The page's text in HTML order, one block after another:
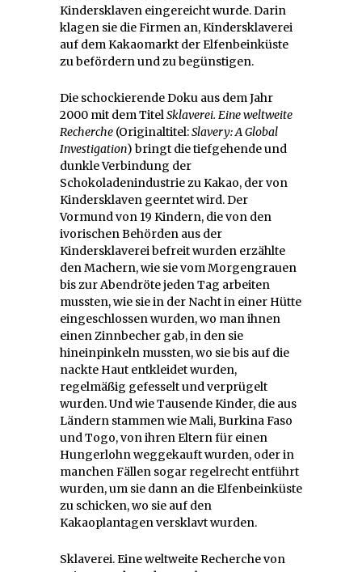
Kindersklaven eingereicht wurde. Darin
klagen sie die Firmen an, Kindersklaverei
auf dem Kakaomarkt der Elfenbeinküste
zu befördern und zu begünstigen.
Die schockierende Doku aus dem Jahr
2000 mit dem TitelSklaverei. Eine weltweite
Recherche (Originaltitel:Slavery: A Global
Investigation) bringt die tiefgehende und
dunkle Verbindung der
Schokoladenindustrie zu Kakao, der von
Kindersklaven geerntet wird. Der
Vormund von 19 Kindern, die von den
ivorischen Behörden aus der
Kindersklaverei befreit wurden erzählte
den Machern, wie sie vom Morgengrauen
bis zur Abendröte jeden Tag arbeiten
mussten, wie sie in der Nacht in einer Hütte
eingeschlossen wurden, wo man ihnen
einen Zinnbecher gab, in den sie
hineinpinkeln mussten, wo sie bis auf die
nackte Haut entkleidet wurden,
regelmäßig gefesselt und verprügelt
wurden. Und wie Tausende Kinder, die aus
Ländern stammen wie Mali, Burkina Faso
und Togo, von ihren Eltern für einen
Hungerlohn weggekauft wurden, oder in
manchen Fällen sogar regelrecht entführt
wurden, um sie dann an die Elfenbeinküste
zu schicken, wo sie auf den
Kakaoplantagen versklavt wurden.
Sklaverei. Eine weltweite Recherche von